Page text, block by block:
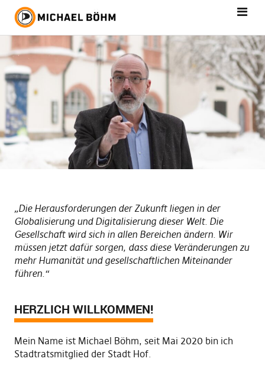
„Die Herausforderungen der Zukunft liegen in der
Globalisierung und Digitalisierung dieser Welt. Die
Gesellschaft wird sich in allen Bereichen ändern. Wir
müssen jetzt dafür sorgen, dass diese Veränderungen zu
mehr Humanität und gesellschaftlichen Miteinander
führen.“
HERZLICH WILLKOMMEN!
Mein Name ist Michael Böhm, seit Mai 2020 bin ich
Stadtratsmitglied der Stadt Hof.